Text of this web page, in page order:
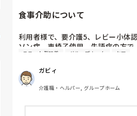
食事介助について
利用者様で、要介護5、レビー小体
ソン病、車椅子使用、失語症の方で
しくなって来ました。ご飯を、おに
いのおにぎりにしてます。食べられ
使っても難しい時があります。おか
様、手づかみでたべてもらってる
難しい時は、職員が介助していま
ユニット型特養 グループホーム ケア
ガビィ
介護職・ヘルパー, グループホーム